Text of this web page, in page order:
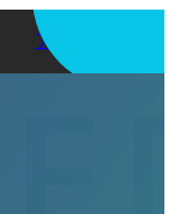
アプリを使う